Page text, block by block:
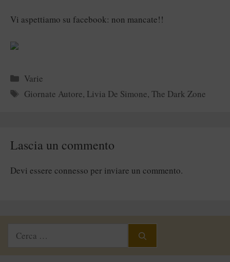
Vi aspettiamo su facebook: non mancate!!
Categorie
Varie
Tag
Giornate Autore, Livia De Simone,The Dark Zone
Lascia un commento
Devi essere connesso per inviare un commento.
Ricerca